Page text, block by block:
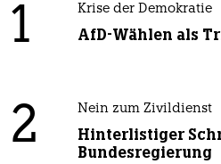
1 Krise der Demokratie
AfD-Wählen als
2 Nein zum Zivildienst
Hinterlistiger
Bundesregierung